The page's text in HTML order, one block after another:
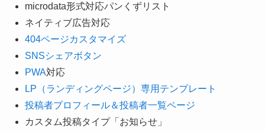
microdata形式対応パンくずリスト
ネイティブ広告対応
404ページカスタマイズ
SNSシェアボタン
PWA対応
LP（ランディングページ）専用テンプレート
投稿者プロフィール＆投稿者一覧ページ
カスタム投稿タイプ「お知らせ」